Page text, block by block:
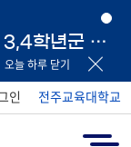
서 원문 링크 안내
오늘 하루 닫기
인 전주교육대학교